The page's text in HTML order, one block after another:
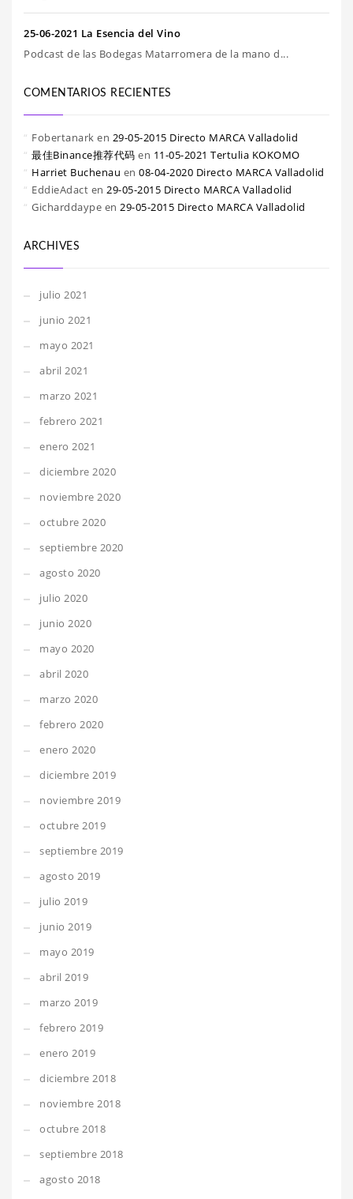
25-06-2021 La Esencia del Vino
Podcast de las Bodegas Matarromera de la mano d...
COMENTARIOS RECIENTES
Fobertanark en 29-05-2015 Directo MARCA Valladolid
最佳Binance推荐代码 en 11-05-2021 Tertulia KOKOMO
Harriet Buchenau en 08-04-2020 Directo MARCA Valladolid
EddieAdact en 29-05-2015 Directo MARCA Valladolid
Gicharddaype en 29-05-2015 Directo MARCA Valladolid
ARCHIVES
julio 2021
junio 2021
mayo 2021
abril 2021
marzo 2021
febrero 2021
enero 2021
diciembre 2020
noviembre 2020
octubre 2020
septiembre 2020
agosto 2020
julio 2020
junio 2020
mayo 2020
abril 2020
marzo 2020
febrero 2020
enero 2020
diciembre 2019
noviembre 2019
octubre 2019
septiembre 2019
agosto 2019
julio 2019
junio 2019
mayo 2019
abril 2019
marzo 2019
febrero 2019
enero 2019
diciembre 2018
noviembre 2018
octubre 2018
septiembre 2018
agosto 2018